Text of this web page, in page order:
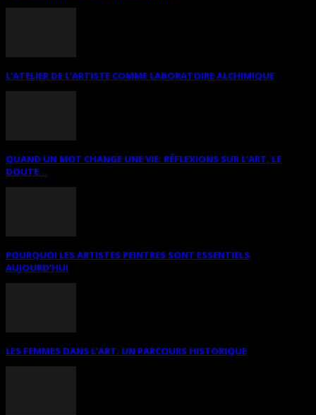
L’ATELIER DE L’ARTISTE COMME LABORATOIRE ALCHIMIQUE
QUAND UN MOT CHANGE UNE VIE: RÉFLEXIONS SUR L’ART, LE
DOUTE...
POURQUOI LES ARTISTES PEINTRES SONT ESSENTIELS
AUJOURD’HUI
LES FEMMES DANS L’ART. UN PARCOURS HISTORIQUE